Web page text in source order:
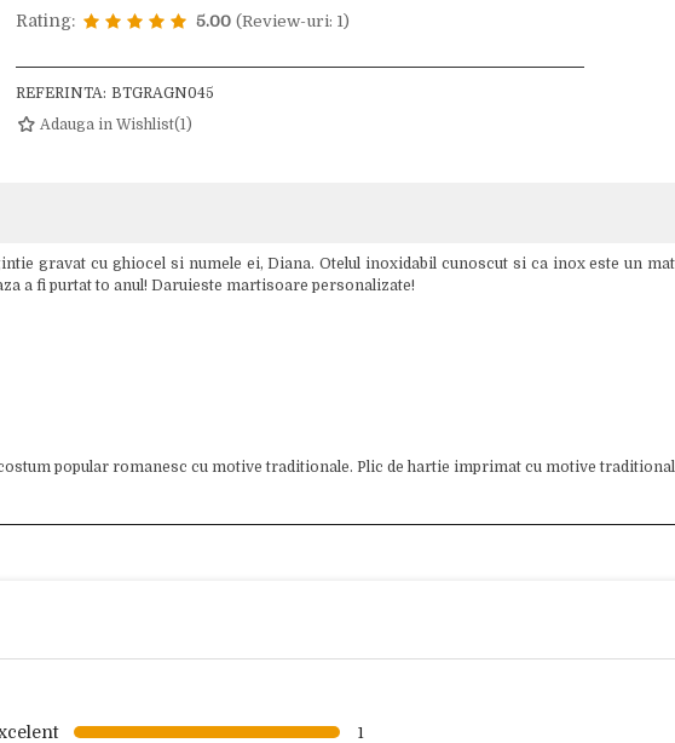
Rating: 5.00 (Review-uri: 1)
REFERINTA: BTGRAGN045
Adauga in Wishlist(1)
gravat cu ghiocel si numele ei, Diana. Otelul inoxidabil cunoscut si ca inox este un
a fi purtat to anul! Daruieste martisoare personalizate!
popular romanesc cu motive traditionale. Plic de hartie imprimat cu motive
1